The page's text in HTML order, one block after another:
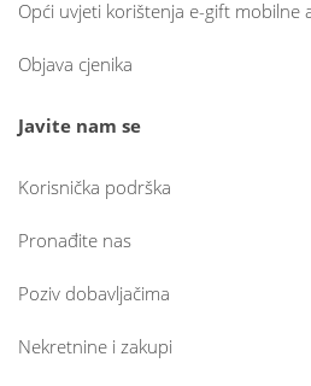
Opći uvjeti korištenja e-gift mobilne
Objava cjenika
Javite nam se
Korisnička podrška
Pronađite nas
Poziv dobavljačima
Nekretnine i zakupi